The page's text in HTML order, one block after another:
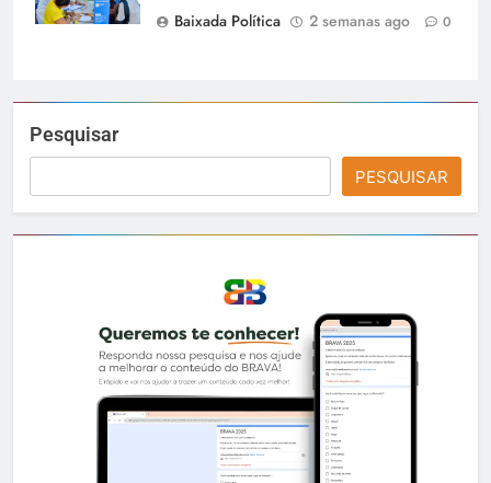
Baixada Política
2 semanas ago 0
Pesquisar
PESQUISAR